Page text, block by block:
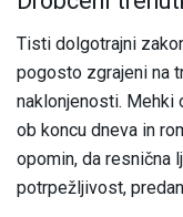
Tisti dolgotrajni
pogosto zgrajeni na
naklonjenosti. Mehki
ob koncu dneva in
opomin, da resnična
potrpežljivost,